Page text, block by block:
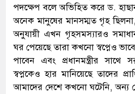
পদক্ষেপ বলে অভিহিত করে ড.
অনেক মানুষের মানসম্মত গৃহ
অনুযায়ী এখন গৃহসমস্যারও
ঘর পেয়েছে তারা কখনো স্বপ্নেও
পাবেন এবং প্রধানমন্ত্রীর সাথে
স্বপ্নকেও হার মানিয়েছে তাদের
আমাদের দেশে কখনো ঘটেনি, অন্য